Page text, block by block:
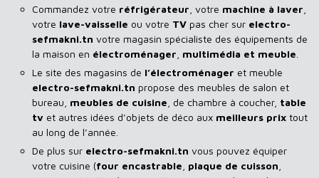
Commandez votre réfrigérateur , votre machine à laver
votre lave-vaisselle ou votre TV pas cher sur electro-
sefmakni.tn votre magasin spécialiste des équipements de
la maison en électroménager multimédia et meuble
Le site des magasins de l’électroménager et meuble
electro-sefmakni.tn propose des meubles de salon et
bureau, meubles de cuisine , de chambre à coucher, table
tv et autres idées d’objets de déco aux meilleurs prix tout
au long de l’année.
De plus sur electro-sefmakni.tn vous pouvez équiper
votre cuisine (four encastrable plaque de cuisson